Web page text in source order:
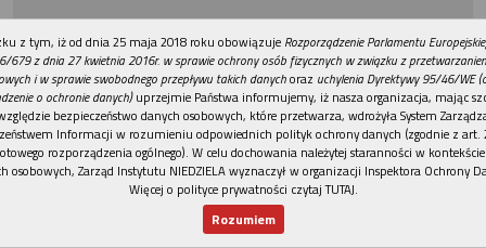
REKLAMA
z tym, iż od dnia 25 maja 2018 roku obowiązuje Rozporządzenie Parlamentu
679 z dnia 27 kwietnia 2016r. w sprawie ochrony osób fizycznych w związku z
i w sprawie swobodnego przepływu takich danychoraz uchylenia Dyrektywy 95/46/WE
o ochronie danych)uprzejmie Państwa informujemy, iż nasza organizacja, mając
bezpieczeństwo danych osobowych, które przetwarza, wdrożyła System
Informacji w rozumieniu odpowiednich polityk ochrony danych (zgodnie z art.
rozporządzenia ogólnego). W celu dochowania należytej staranności w
osobowych, Zarząd Instytutu NIEDZIELA wyznaczył w organizacji Inspektora Ochrony
Więcej o polityce prywatności czytaj TUTAJ.
Rozumiem